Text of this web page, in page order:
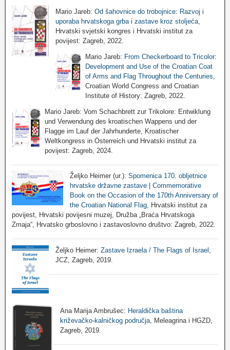
Mario Jareb: Od šahovnice do trobojnice: Razvoj i
uporaba hrvatskoga grba i zastave kroz stoljeća,
Hrvatski svjetski kongres i Hrvatski institut za
povijest: Zagreb, 2022.
Mario Jareb: From Checkerboard to Tricolor:
Development and Use of the Croatian Coat
of Arms and Flag Throughout the Centuries
Croatian World Congress and Croatian
Institute of History: Zagreb, 2022.
Mario Jareb: Vom Schachbrett zur Trikolore: Entwiklung
und Verwendung des kroatischen Wappens und der
Flagge im Lauf der Jahrhunderte, Kroatischer
Weltkongress in Österreich und Hrvatski institut za
povijest: Zagreb, 2024.
Željko Heimer (ur.): Spomenica 170. obljetnice
hrvatske državne zastave | Commemorative
Book on the Occasion of the 170th Anniversary of
the Croatian National Flag, Hrvatski institut za
povijest, Hrvatski povijesni muzej, Družba „Braća Hrvatskoga
Zmaja“, Hrvatsko grboslovno i zastavoslovno društvo: Zagreb, 2022.
Željko Heimer:Zastave Izraela / The Flags of Israel
JCZ, Zagreb, 2019.
Ana Marija Ambrušec: Heraldička baština
križevačko-kalničkog područja, Meleagrina i HGZD,
Zagreb, 2019.